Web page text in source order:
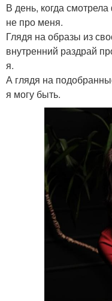
В день, когда
не про меня.
Глядя на образы из
внутренний раздрай
я.
А глядя на
я могу быть.